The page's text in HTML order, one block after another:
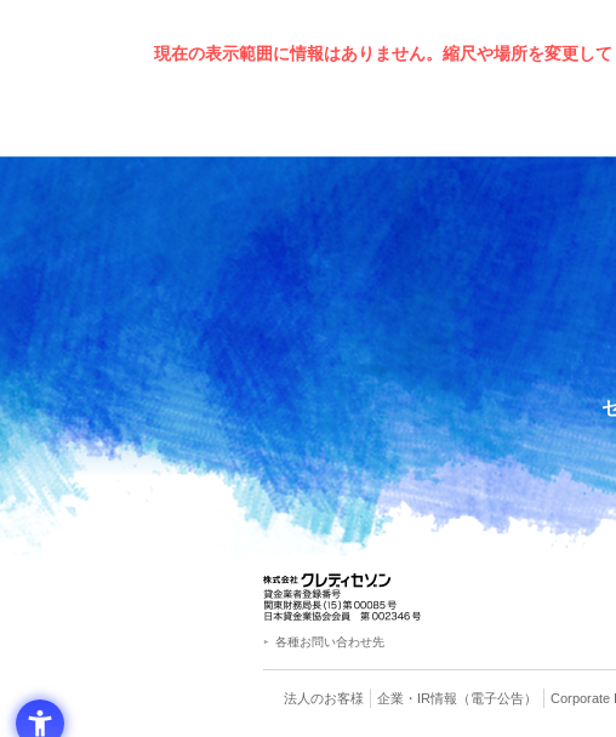
現在の表示範囲に情報はありません。縮尺や場所を変更して
各種お問い合わせ先
法人のお客様 企業・IR情報 （電子公告） Corporate